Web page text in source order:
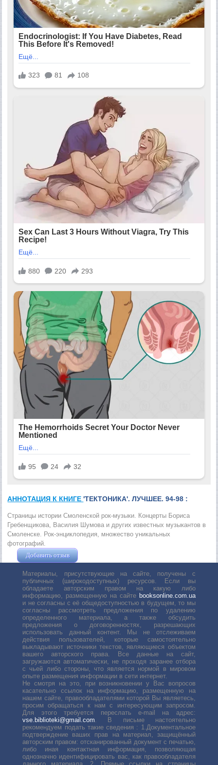
АННОТАЦИЯ К КНИГЕ'ТЕКТОНИКА'. ЛУЧШЕЕ. 94-98 :
Страницы истории Смоленской рок-музыки. Концерты Бориса
Гребенщикова, Василия Шумова и других известных музыкантов в
Смоленске. Рок-энциклопедия, множество уни­кальных
фотографий.
Добавить отзыв
Материалы, присутствующие на сайте, получены с
публичных (широкодоступных) ресурсов. Если вы
обладаете авторским правом на какую либо
информацию, размещенную на сайте booksonline.com.ua
и не согласны с её общедоступностью в будущем, то мы
согласны рассмотреть предложения по удалению
определенного материала, а также обсудить
предложения о договоренностях, разрешающих
использовать данный контент. Мы не отслеживаем
действия пользователей, которые самостоятельно
выкладывают источники текстов, являющиеся объектом
вашего авторского права. Все данные на сайт,
загружаются автоматически, не проходя заранее отбора
с чьей либо стороны, что является нормой в мировом
опыте размещения информации в сети интернет.
Не смотря на это, при возникновении у Вас вопросов
касательно ссылок на информацию, размещенную на
нашем сайте, правообладателями которой Вы являетесь,
просим обращаться к нам с интересующим запросом.
Для этого требуется переслать е-mail на адрес:
vse.biblioteki@gmail.com. В письме настоятельно
рекомендуем подать такие сведения : 1.Документальное
подтверждение ваших прав на материал, защищённый
авторским правом: отсканированный документ с печатью,
либо иная контактная информация, позволяющая
однозначно идентифицировать вас, как правообладателя